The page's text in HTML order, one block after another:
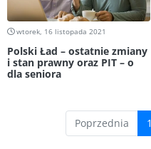
wtorek, 16 listopada 2021
Polski Ład – ostatnie zmiany
i stan prawny oraz PIT – o
dla seniora
Poprzednia 1